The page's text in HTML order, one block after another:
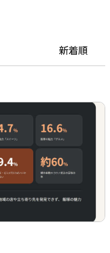
新着順